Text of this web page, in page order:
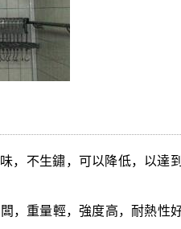
，不生鏽，可以降低，以達
，重量輕，強度高，耐熱性